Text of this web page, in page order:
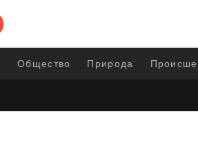
Общество Природа